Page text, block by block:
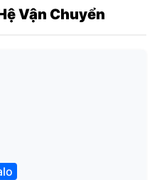
Vận Chuyển